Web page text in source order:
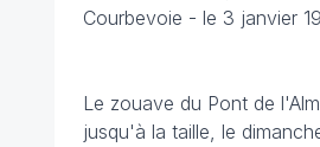
Courbevoie - le 3 janvier
Le zouave du Pont de
jusqu'à la taille, le